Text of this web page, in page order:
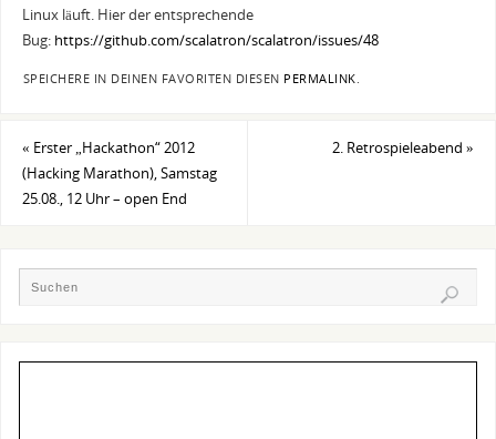
Linux läuft. Hier der entsprechende
Bug: https://github.com/scalatron/scalatron/issues/48
SPEICHERE IN DEINEN FAVORITEN DIESEN PERMALINK.
« Erster „Hackathon“ 2012
(Hacking Marathon), Samstag
25.08., 12 Uhr – open End
2. Retrospieleabend»